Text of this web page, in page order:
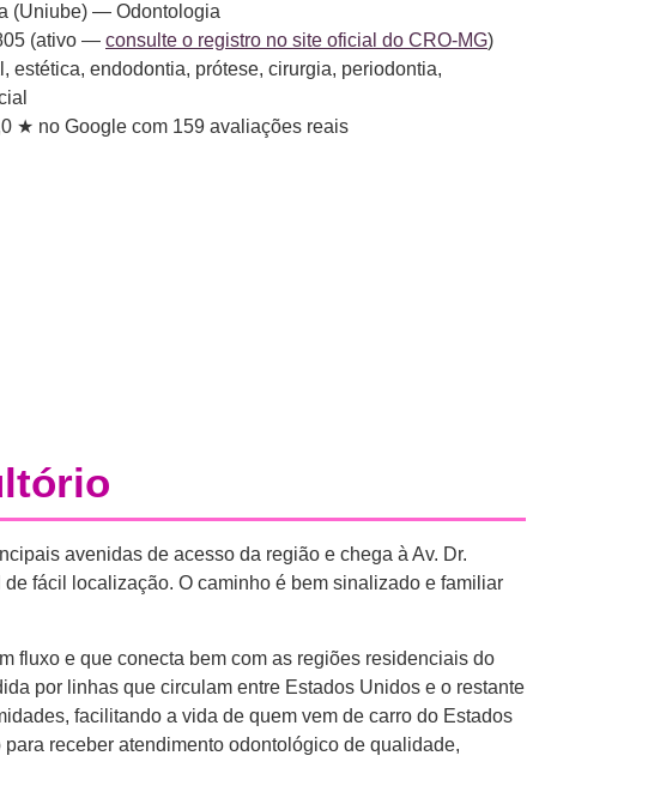
(Uniube) — Odontologia
(ativo — consulte o registro no site oficial do CRO-MG)
estética, endodontia, prótese, cirurgia, periodontia,
★ no Google com 159 avaliações reais
avenidas de acesso da região e chega à Av. Dr.
fácil localização. O caminho é bem sinalizado e familiar
fluxo e que conecta bem com as regiões residenciais do
por linhas que circulam entre Estados Unidos e o restante
facilitando a vida de quem vem de carro do Estados
receber atendimento odontológico de qualidade,